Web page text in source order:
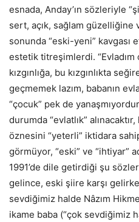
esnada, Anday’ın sözleriyle
sert, açık, sağlam güzelliğine
sonunda “eski-yeni” kavgası
estetik titreşimlerdi.
kızgınlığa, bu kızgınlıkta
geçmemek lazım, babanın
“çocuk” pek de
durumda “evlatlık”
öznesini “yeterli” iktidara
görmüyor, “eski” ve “ihtiyar”
1991’de dile getirdiği şu
gelince, eski şiire karşı
sevdiğimiz halde Nâzım
ikame baba (“çok sevdiğimiz